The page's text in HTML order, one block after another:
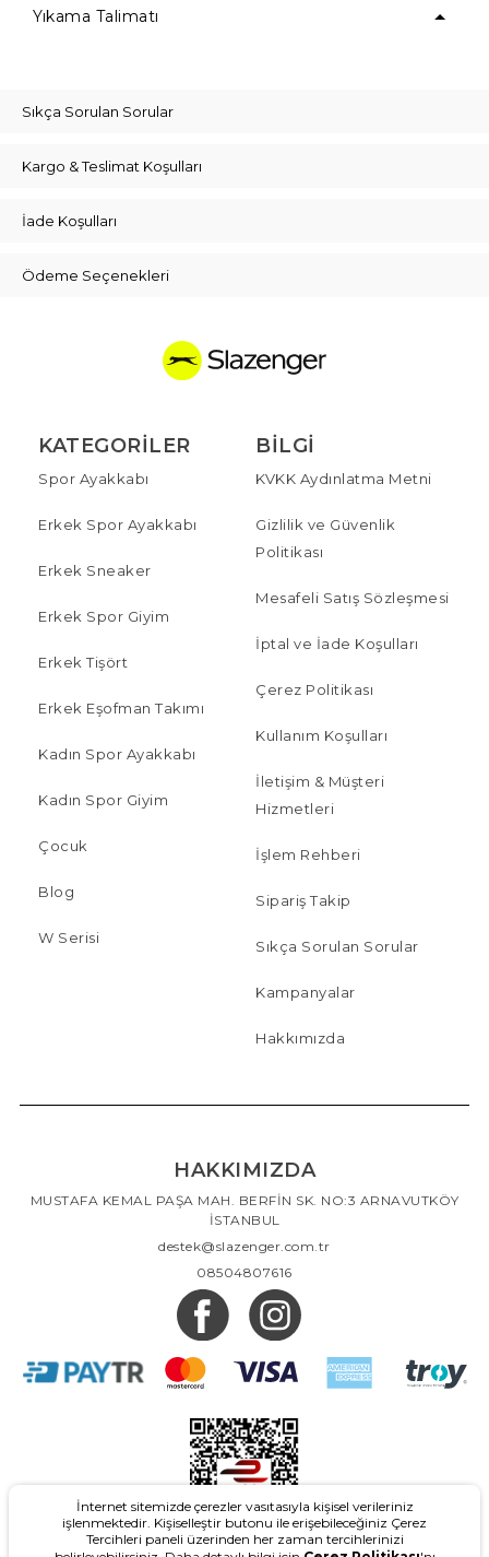
Yıkama Talimatı
Sıkça Sorulan Sorular
Kargo & Teslimat Koşulları
İade Koşulları
Ödeme Seçenekleri
KATEGORILER
Spor Ayakkabı
Erkek Spor Ayakkabı
Erkek Sneaker
Erkek Spor Giyim
Erkek Tişört
Erkek Eşofman Takımı
Kadın Spor Ayakkabı
Kadın Spor Giyim
Çocuk
Blog
W Serisi
BILGI
KVKK Aydınlatma Metni
Gizlilik ve Güvenlik
Politikası
Mesafeli Satış Sözleşmesi
İptal ve İade Koşulları
Çerez Politikası
Kullanım Koşulları
İletişim & Müşteri
Hizmetleri
İşlem Rehberi
Sipariş Takip
Sıkça Sorulan Sorular
Kampanyalar
Hakkımızda
HAKKIMIZDA
MUSTAFA KEMAL PAŞA MAH. BERFİN SK. NO:3 ARNAVUTKÖY
İSTANBUL
destek@slazenger.com.tr
08504807616
İnternet sitemizde çerezler vasıtasıyla kişisel verileriniz
işlenmektedir. Kişiselleştir butonu ile erişebileceğiniz Çerez
Tercihleri paneli üzerinden her zaman tercihlerinizi